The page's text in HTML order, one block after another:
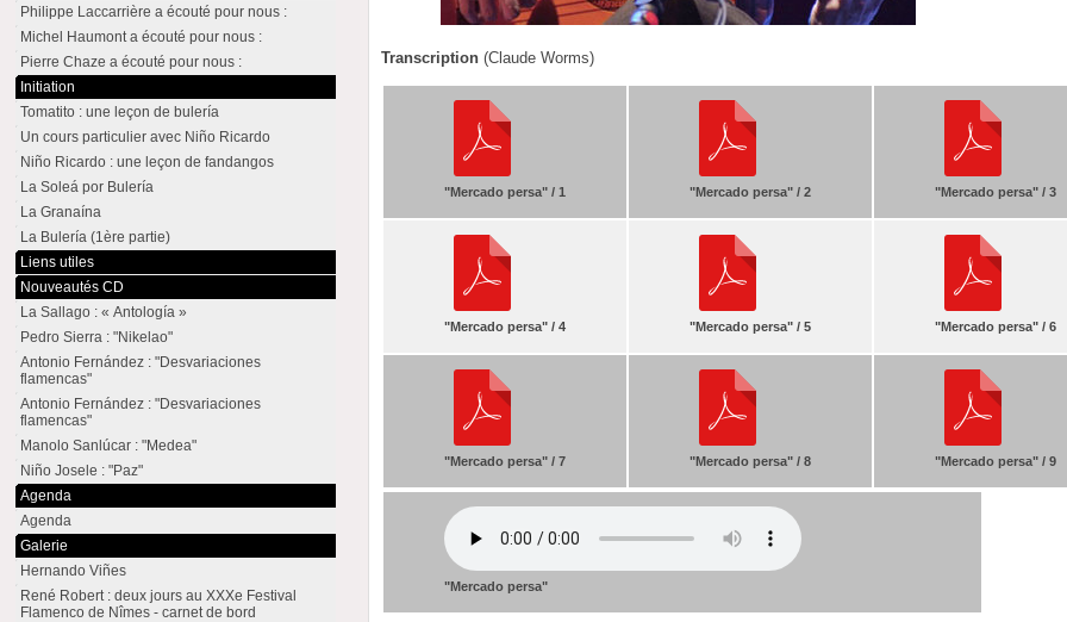
Transcription (Claude Worms)
"Mercado persa" / 1 "Mercado persa" / 2 "Mercado persa" / 3
"Mercado persa" / 4 "Mercado persa" / 5 "Mercado persa" / 6
"Mercado persa" / 7 "Mercado persa" / 8 "Mercado persa" / 9
"Mercado persa"
Philippe Laccarrière a écouté pour nous :
Michel Haumont a écouté pour nous :
Pierre Chaze a écouté pour nous :
Initiation
Tomatito : une leçon de bulería
Un cours particulier avec Niño Ricardo
Niño Ricardo : une leçon de fandangos
La Soleá por Bulería
La Granaína
La Bulería (1ère partie)
Liens utiles
Nouveautés CD
La Sallago : « Antología »
Pedro Sierra : "Nikelao"
Antonio Fernández : "Desvariaciones
flamencas"
Antonio Fernández : "Desvariaciones
flamencas"
Manolo Sanlúcar : "Medea"
Niño Josele : "Paz"
Agenda
Agenda
Galerie
Hernando Viñes
René Robert : deux jours au XXXe Festival
Flamenco de Nîmes - carnet de bord